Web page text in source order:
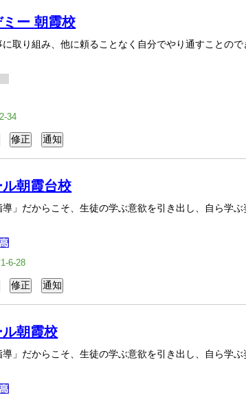
ー 朝霞校
取り組み、他に頼ることなく自分でやり通すことの
34
朝霞台校
導」だからこそ、生徒の学ぶ意欲を引き出し、自ら学ぶ
6-28
朝霞校
導」だからこそ、生徒の学ぶ意欲を引き出し、自ら学ぶ